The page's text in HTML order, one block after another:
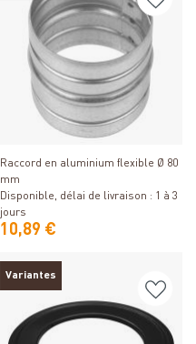
Détails
Raccord en aluminium flexible Ø 80
mm
Disponible, délai de livraison : 1 à 3
jours
10,89 €
Variantes